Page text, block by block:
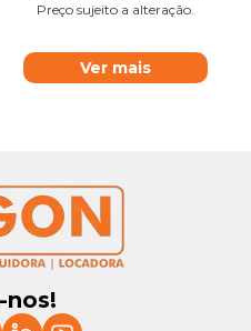
Preço sujeito a alteração.
Ver mais
nos!